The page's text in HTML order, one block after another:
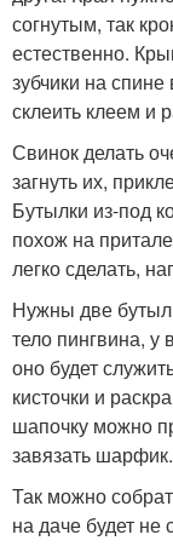
согнутым, так
естественно.
зубчики на
склеить клеем и
Свинок делать
загнуть их,
Бутылки из-под
похож на
легко сделать,
Нужны две
тело пингвина, у
оно будет
кисточки и
шапочку можно
завязать
Так можно
на даче будет не